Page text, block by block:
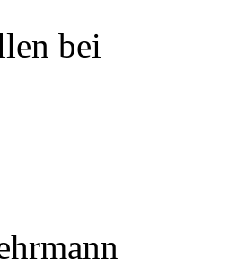
bei